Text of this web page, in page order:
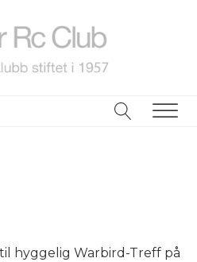
hyggelig Warbird-Treff på